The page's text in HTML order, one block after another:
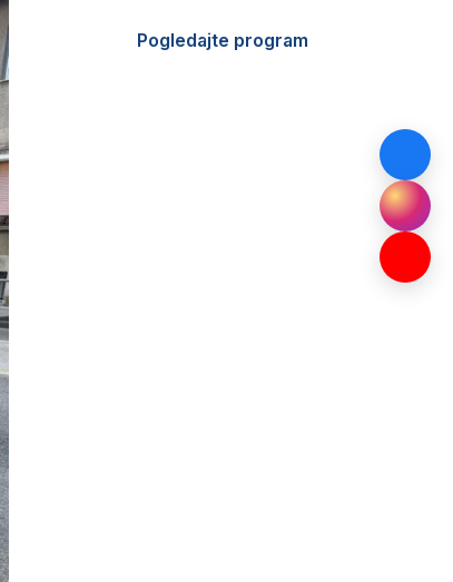
Pogledajte program